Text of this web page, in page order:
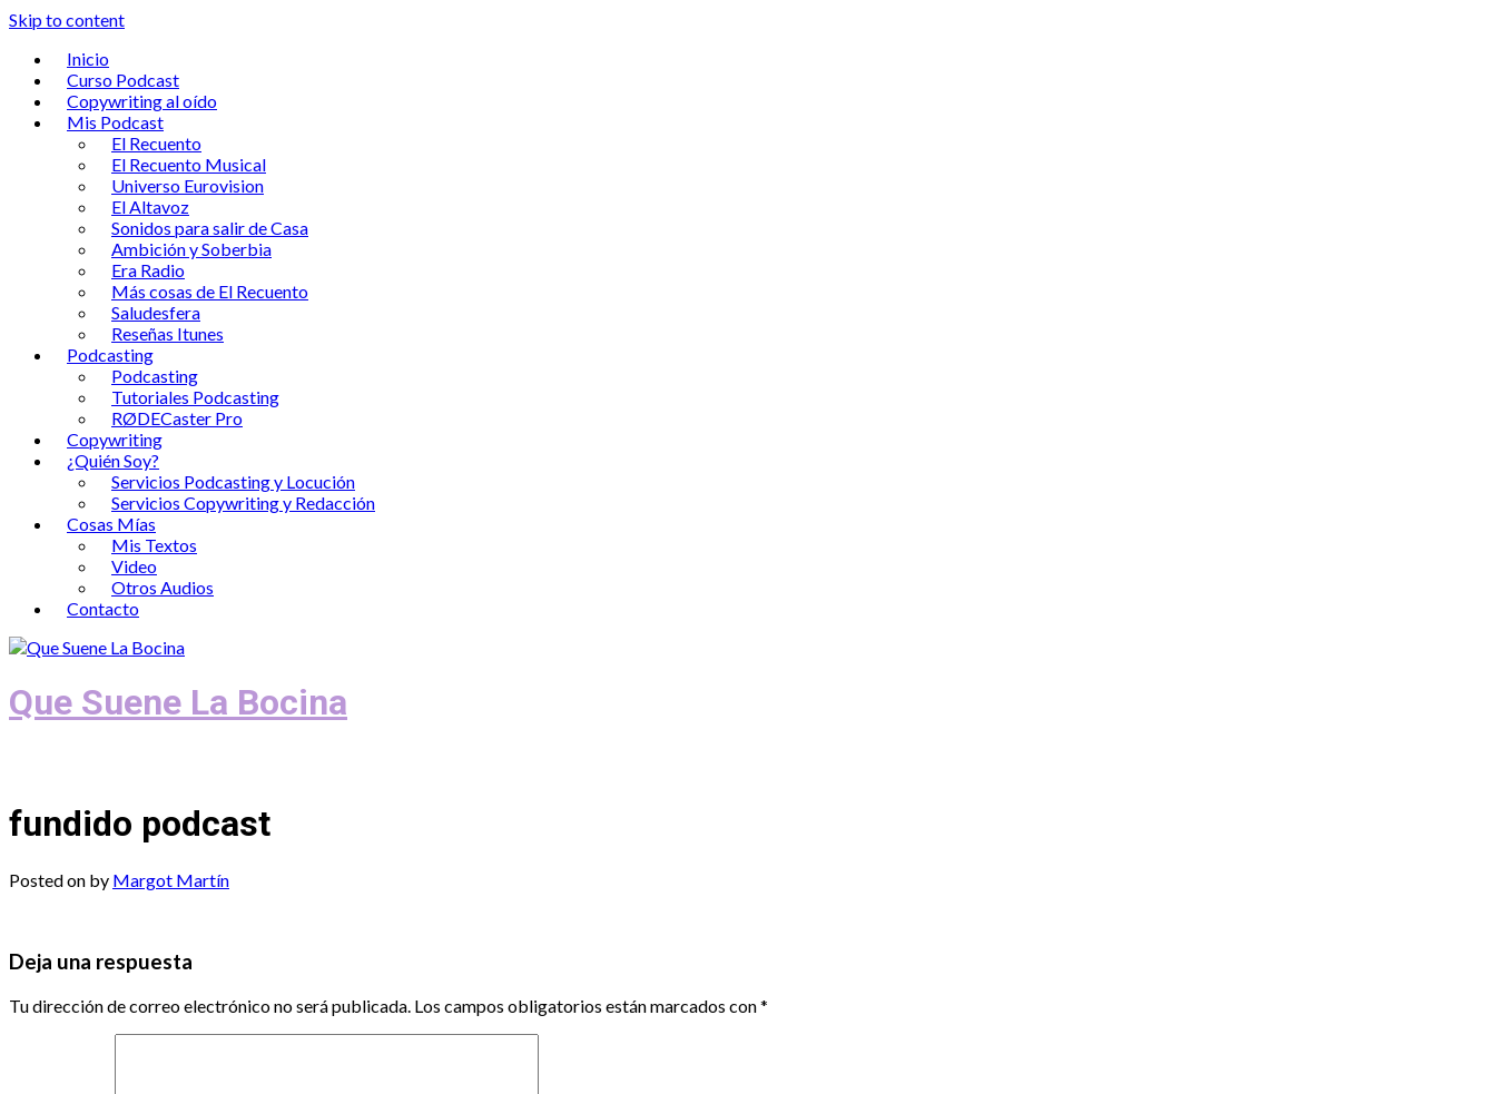
Skip to content
Inicio
Curso Podcast
Copywriting al oído
Mis Podcast
El Recuento
El Recuento Musical
Universo Eurovision
El Altavoz
Sonidos para salir de Casa
Ambición y Soberbia
Era Radio
Más cosas de El Recuento
Saludesfera
Reseñas Itunes
Podcasting
Podcasting
Tutoriales Podcasting
RØDECaster Pro
Copywriting
¿Quién Soy?
Servicios Podcasting y Locución
Servicios Copywriting y Redacción
Cosas Mías
Mis Textos
Video
Otros Audios
Contacto
Que Suene La Bocina
fundido podcast
Posted on by Margot Martín
Deja una respuesta
Tu dirección de correo electrónico no será publicada. Los campos obligatorios están marcados con*